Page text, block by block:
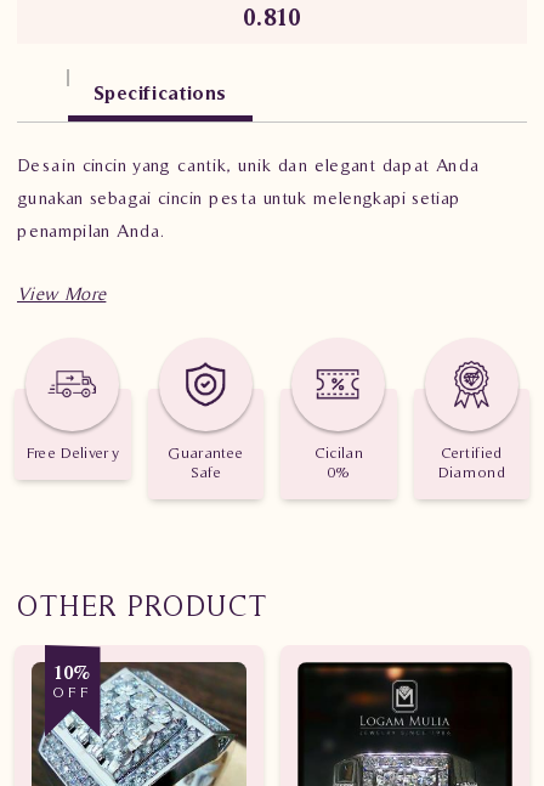
0.810
Specifications
Desain cincin yang cantik, unik dan elegant dapat Anda
gunakan sebagai cincin pesta untuk melengkapi setiap
penampilan Anda.
Berat: 5.770 gram
Jumlah Berlian: 47 buah
Nilai Karat: 0.810 karat
Free Delivery
Guarantee
Safe
Cicilan
0%
Certified
Diamond
OTHER PRODUCT
10%
OFF